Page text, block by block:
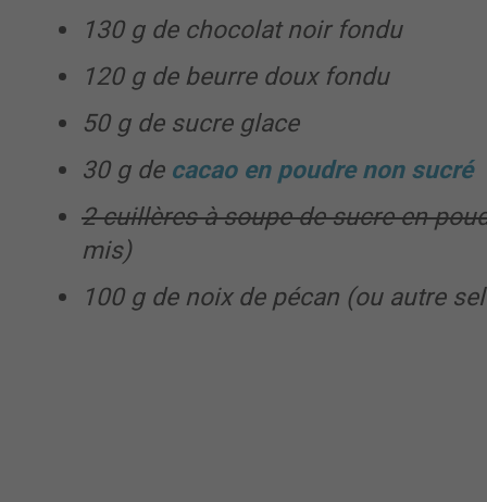
130 g de chocolat noir fondu
120 g de beurre doux fondu
50 g de sucre glace
30 g de cacao en poudre non sucré
2 cuillères à soupe de sucre en
mis)
100 g de noix de pécan (ou autre